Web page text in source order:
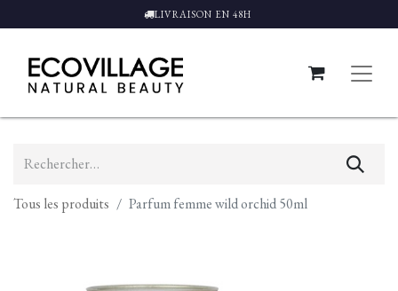
LIVRAISON EN 48H
Tous les produits Parfum femme wild orchid 50ml